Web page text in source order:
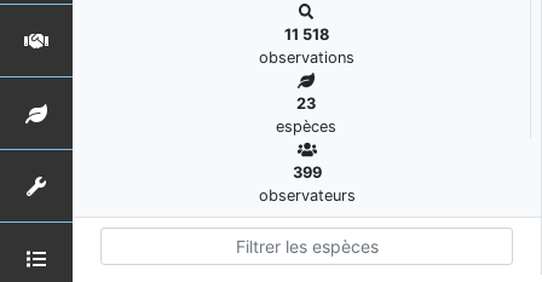
11 518
observations
23
espèces
399
observateurs